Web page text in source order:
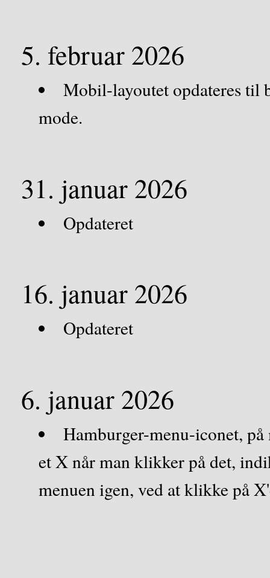
5. februar 2026
Mobil-layoutet opdateres til
mode.
31. januar 2026
Opdateret
16. januar 2026
Opdateret
6. januar 2026
Hamburger-menu-iconet,
et X når man klikker på det,
menuen igen, ved at klikke på